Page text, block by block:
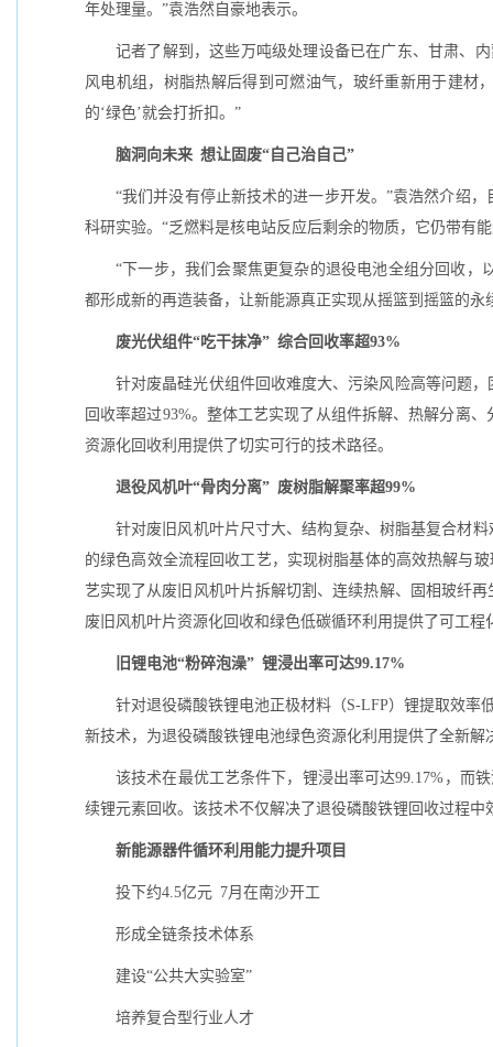
年处理量。”袁浩然自豪地表示。
记者了解到，这些万吨级处理设备已在广东、甘肃、
风电机组，树脂热解后得到可燃油气，玻纤重新用于建材
的‘绿色’就会打折扣。”
脑洞向未来 想让固废“自己治自己”
“我们并没有停止新技术的进一步开发。”袁浩然介绍
科研实验。“乏燃料是核电站反应后剩余的物质，它仍带有
“下一步，我们会聚焦更复杂的退役电池全组分回收
都形成新的再造装备，让新能源真正实现从摇篮到摇篮的永
废光伏组件“吃干抹净” 综合回收率超93%
针对废晶硅光伏组件回收难度大、污染风险高等问题
回收率超过93%。整体工艺实现了从组件拆解、热解分离
资源化回收利用提供了切实可行的技术路径。
退役风机叶“骨肉分离” 废树脂解聚率超99%
针对废旧风机叶片尺寸大、结构复杂、树脂基复合材
的绿色高效全流程回收工艺，实现树脂基体的高效热解与
艺实现了从废旧风机叶片拆解切割、连续热解、固相玻纤
废旧风机叶片资源化回收和绿色低碳循环利用提供了可工程
旧锂电池“粉碎泡澡” 锂浸出率可达99.17%
针对退役磷酸铁锂电池正极材料（S-LFP）锂提取效率
新技术，为退役磷酸铁锂电池绿色资源化利用提供了全新解
该技术在最优工艺条件下，锂浸出率可达99.17%，而
续锂元素回收。该技术不仅解决了退役磷酸铁锂回收过程
新能源器件循环利用能力提升项目
投下约4.5亿元 7月在南沙开工
形成全链条技术体系
建设“公共大实验室”
培养复合型行业人才